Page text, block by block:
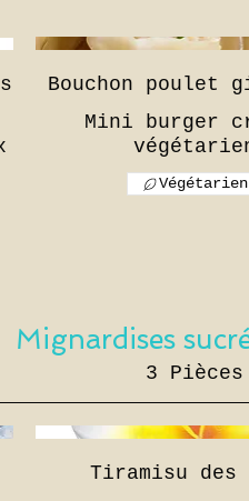
Bouchon poulet
Mini burger
Végétarien
Mignardises
3 Pièces
Tiramisu